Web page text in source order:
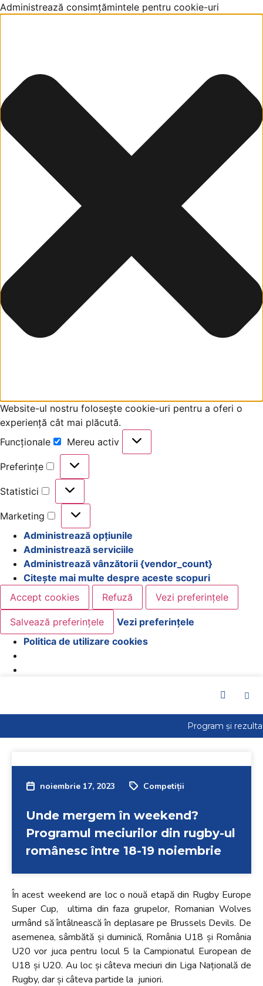
Administrează consimțămintele pentru cookie-uri
Website-ul nostru folosește cookie-uri pentru a oferi o
experiență cât mai plăcută.
Funcționale
Mereu activ
Preferințe
Statistici
Marketing
Administrează opțiunile
Administrează serviciile
Administrează vânzătorii {vendor_count}
Citește mai multe despre aceste scopuri
Accept cookies
Refuză Vezi preferințele
Salvează preferințele
Vezi preferințele
Politica de utilizare cookies
noiembrie 17, 2023 Competiții
Unde mergem în weekend?
Programul meciurilor din rugby-ul
românesc între 18-19 noiembrie
În acest weekend are loc o nouă etapă din Rugby Europe
Super Cup, ultima din faza grupelor, Romanian Wolves
urmând să întâlnească în deplasare pe Brussels Devils. De
asemenea,sâmbătă și duminică, România U18 și România
U20 vor juca pentru locul 5 la Campionatul European de
U18 și U20. Au loc și câteva meciuri din Liga Națională de
Rugby, dar și câteva partide la juniori.